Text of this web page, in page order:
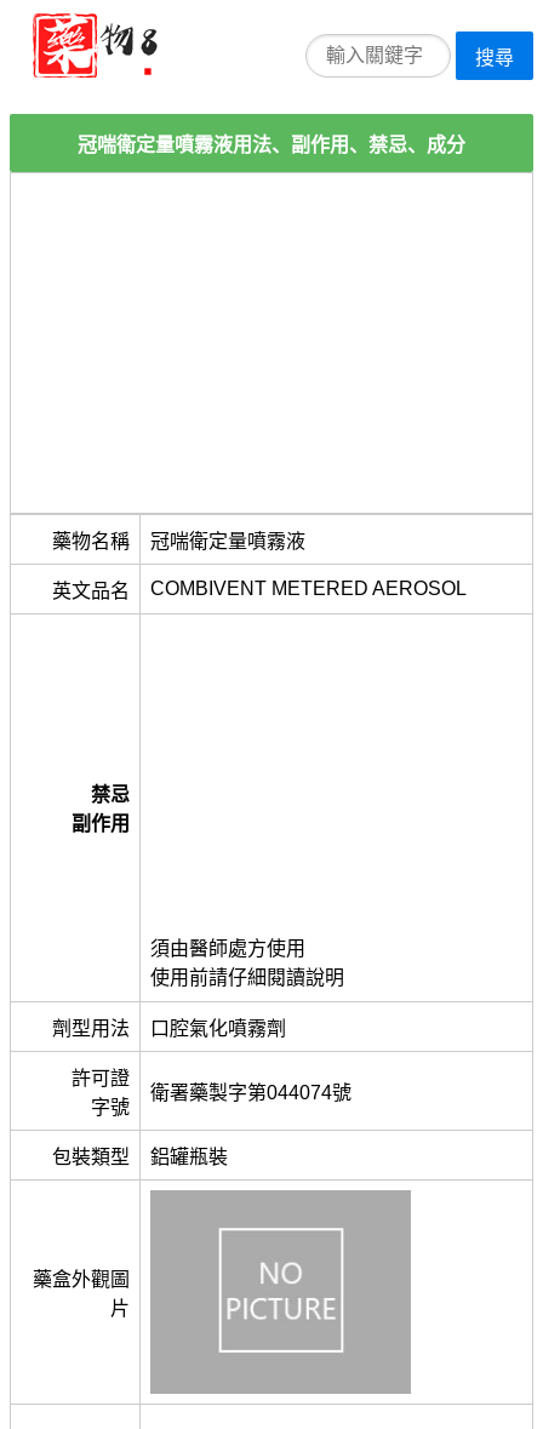
搜尋
冠喘衛定量噴霧液用法、副作用、禁忌、成分
藥物名稱 冠喘衛定量噴霧液
英文品名 COMBIVENT METERED AEROSOL
禁忌
副作用
須由醫師處方使用
使用前請仔細閱讀說明
劑型用法 口腔氣化噴霧劑
許可證
字號
衛署藥製字第044074號
包裝類型 鋁罐瓶裝
藥盒外觀圖
片